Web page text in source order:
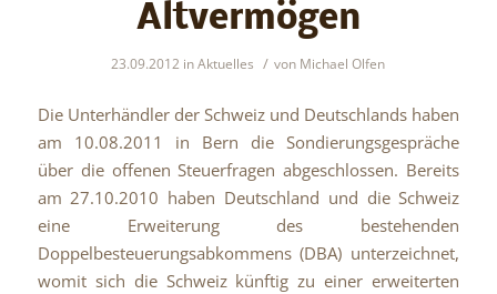
Altvermögen
23.09.2012 inAktuelles / von Michael Olfen
Die Unterhändler der Schweiz und Deutschlands haben
am 10.08.2011 in Bern die Sondierungsgespräche
über die offenen Steuerfragen abgeschlossen. Bereits
am 27.10.2010 haben Deutschland und die Schweiz
eine Erweiterung des bestehenden
Doppelbesteuerungsabkommens (DBA) unterzeichnet,
womit sich die Schweiz künftig zu einer erweiterten